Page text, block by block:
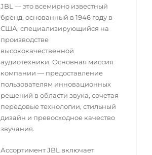
JBL — это всемирно известный
бренд, основанный в 1946 году в
США, специализирующийся на
производстве
высококачественной
аудиотехники. Основная миссия
компании — предоставление
пользователям инновационных
решений в области звука, сочетая
передовые технологии, стильный
дизайн и превосходное качество
звучания.
Ассортимент JBL включает